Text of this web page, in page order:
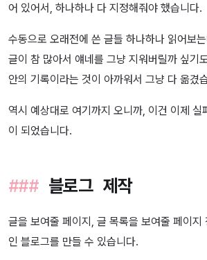
어 있어서, 하나하나 다 지정해줘야 했습니다.
수동으로 오래전에 쓴 글들 하나하나 읽어보
글이 참 많아서 얘네를 그냥 지워버릴까 싶기
안의 기록이라는 것이 아까워서 그냥 다 옮겼
역시 예상대로 여기까지 오니까, 이건 이제 실
이 되었습니다.
블로그 제작
글을 보여줄 페이지, 글 목록을 보여줄 페이지
인 블로그를 만들 수 있습니다.